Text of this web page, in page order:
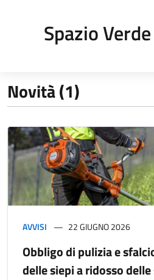
Spazio Verde
Novità (1)
AVVISI 22 GIUGNO 2026
Obbligo di pulizia e
delle siepi a ridosso